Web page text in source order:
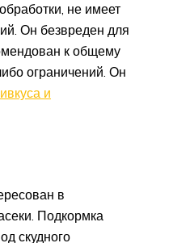
не имеет
Он безвреден для
к общему
ограничений. Он
и
в
Подкормка
скудного